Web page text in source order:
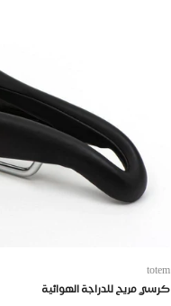
totem
كرسي مريح للدراجة الهوائية